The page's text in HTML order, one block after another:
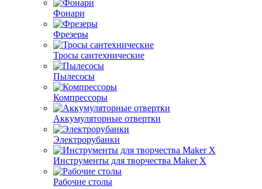
Фонари
Фрезеры
Тросы сантехнические
Пылесосы
Компрессоры
Аккумуляторные отвертки
Электрорубанки
Инструменты для творчества Maker X
Рабочие столы